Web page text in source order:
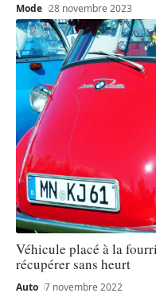
Mode 28 novembre 2023
Véhicule placé à la
récupérer sans heurt
Auto 7 novembre 2022